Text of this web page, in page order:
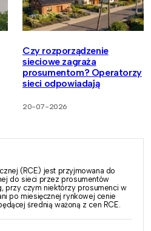
Czy rozporządzenie
sieciowe zagraża
prosumentom? Operatorzy
sieci odpowiadają
20-07-2026
(RCE) jest przyjmowana do
do sieci przez prosumentów
przy czym niektórzy prosumenci w
po miesięcznej rynkowej cenie
średnią ważoną z cen RCE.